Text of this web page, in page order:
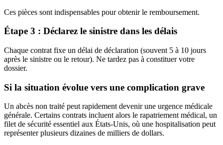
Ces pièces sont indispensables pour obtenir le remboursement.
Étape 3 : Déclarez le sinistre dans les délais
Chaque contrat fixe un délai de déclaration (souvent 5 à 10 jours
après le sinistre ou le retour). Ne tardez pas à constituer votre
dossier.
Si la situation évolue vers une complication grave
Un abcès non traité peut rapidement devenir une urgence médicale
générale. Certains contrats incluent alors le rapatriement médical, un
filet de sécurité essentiel aux États-Unis, où une hospitalisation peut
représenter plusieurs dizaines de milliers de dollars.